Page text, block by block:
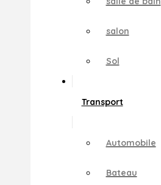
salon
Sol
Transport
Automobile
Bateau